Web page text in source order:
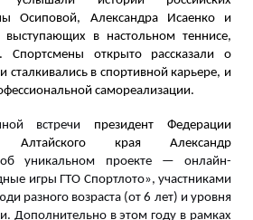
Осиповой, Александра Исаенко и
в настольном теннисе,
Спортсмены открыто рассказали о
сталкивались в спортивной карьере, и
самореализации.
встречи президент Федерации
края Александр
об уникальном проекте — онлайн-
игры ГТО Спортлото», участниками
разного возраста (от 6 лет) и уровня
Дополнительно в этом году в рамках